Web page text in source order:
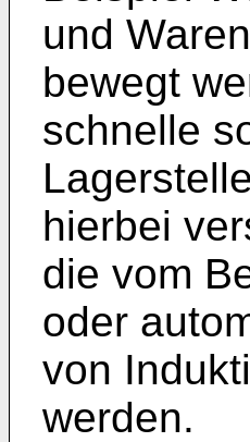
und
bewegt
schnelle
hierbei
die vom
oder
von
werden.